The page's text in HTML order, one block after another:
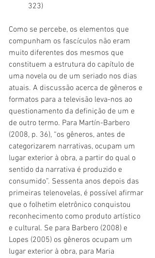
323)
Como se percebe, os elementos que
compunham os fascículos não eram
muito diferentes dos mesmos que
constituem a estrutura do capítulo de
uma novela ou de um seriado nos dias
atuais. A discussão acerca de gêneros e
formatos para a televisão leva-nos ao
questionamento da definição de um e
de outro termo. Para Martín-Barbero
(2008, p. 36), “os gêneros, antes de
categorizarem narrativas, ocupam um
lugar exterior à obra, a partir do qual o
sentido da narrativa é produzido e
consumido”. Sessenta anos depois das
primeiras telenovelas, é possível afirmar
que o folhetim eletrônico conquistou
reconhecimento como produto artístico
e cultural. Se para Barbero (2008) e
Lopes (2005) os gêneros ocupam um
lugar exterior à obra, para Maria